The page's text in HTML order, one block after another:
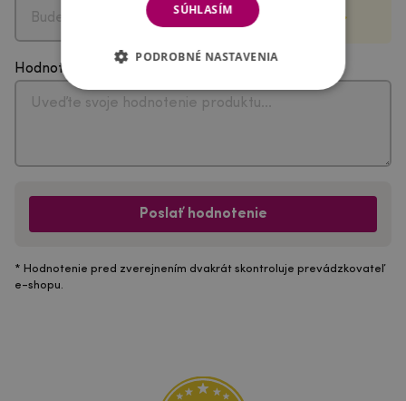
Hodnotenie
Poslať hodnotenie
* Hodnotenie pred zverejnením dvakrát skontroluje prevádzkovateľ
e-shopu.
SÚHLASÍM
PODROBNÉ NASTAVENIA